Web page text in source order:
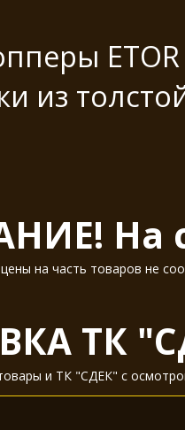
из
На
на часть товаров не
ТК
и ТК "СДЕК" с